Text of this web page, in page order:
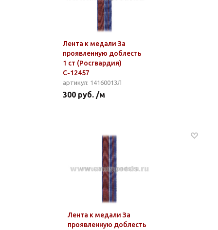
Лента к медали За
проявленную доблесть
1 ст (Росгвардия)
С-12457
артикул: 14160013Л
300 руб. /м
Лента к медали За
проявленную доблесть